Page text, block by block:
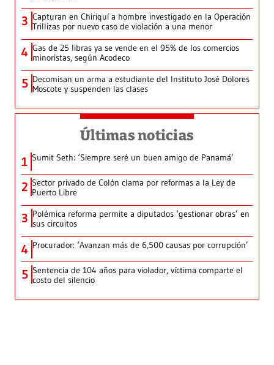
3 Capturan en Chiriquí a hombre investigado en la Operación
Trillizas por nuevo caso de violación a una menor
4 Gas de 25 libras ya se vende en el 95% de los comercios
minoristas, según Acodeco
5 Decomisan un arma a estudiante del Instituto José Dolores
Moscote y suspenden las clases
Últimas noticias
1 Sumit Seth: ‘Siempre seré un buen amigo de Panamá’
2 Sector privado de Colón clama por reformas a la Ley de
Puerto Libre
3 Polémica reforma permite a diputados ‘gestionar obras’ en
sus circuitos
4 Procurador: ‘Avanzan más de 6,500 causas por corrupción’
5 Sentencia de 104 años para violador, víctima comparte el
costo del silencio